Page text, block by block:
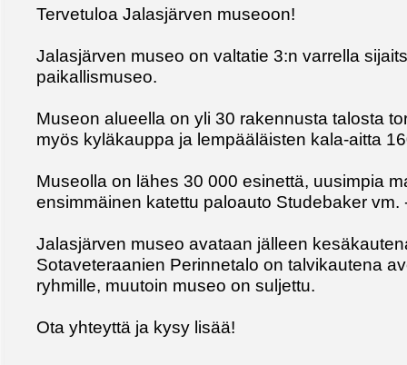
Tervetuloa Jalasjärven museoon!
Jalasjärven museo on valtatie 3:n varrella
paikallismuseo.
Museon alueella on yli 30 rakennusta talosta
myös kyläkauppa ja lempääläisten kala-aitta
Museolla on lähes 30 000 esinettä, uusimpia
ensimmäinen katettu paloauto Studebaker vm.
Jalasjärven museo avataan jälleen
Sotaveteraanien Perinnetalo on talvikautena
ryhmille, muutoin museo on suljettu.
Ota yhteyttä ja kysy lisää!